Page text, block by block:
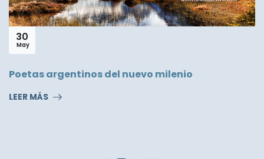
30
May
Poetas argentinos del nuevo milenio
LEER MÁS